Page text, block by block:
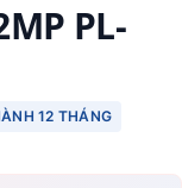
PL-
12 THÁNG